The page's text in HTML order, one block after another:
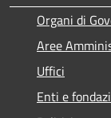
Organi di
Aree
Uffici
Enti e